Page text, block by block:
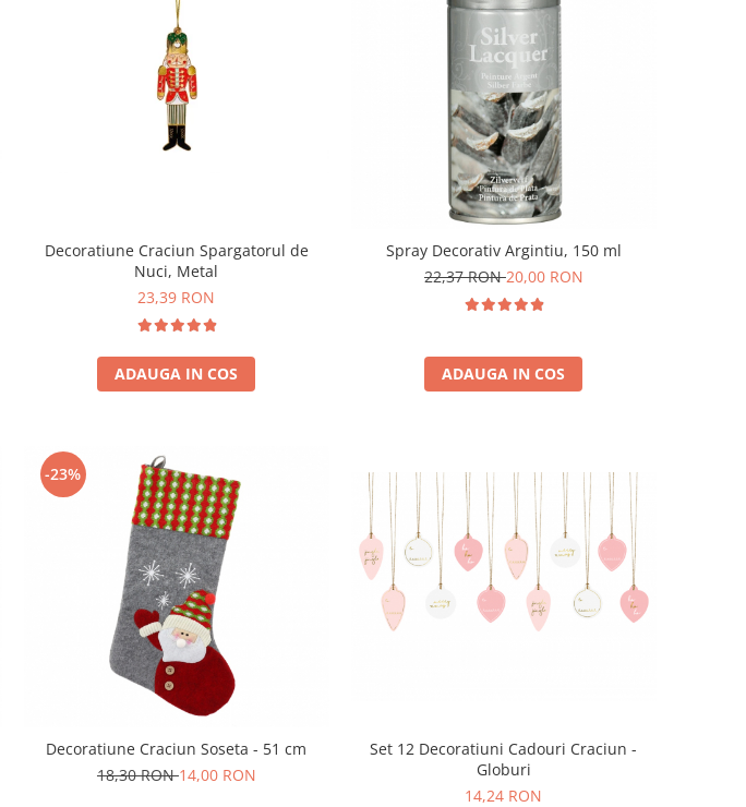
Decoratiune Craciun Spargatorul de
Nuci, Metal
23,39 RON
ADAUGA IN COS
Spray Decorativ Argintiu, 150 ml
22,37 RON20,00 RON
ADAUGA IN COS
-23%
Decoratiune Craciun Soseta - 51 cm
18,30 RON14,00 RON
Set 12 Decoratiuni Cadouri Craciun -
Globuri
14,24 RON